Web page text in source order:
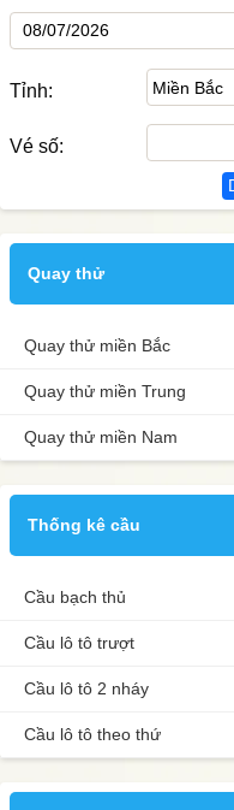
Tỉnh:
Vé số:
Quay thử
Quay thử miền Bắc
Quay thử miền Trung
Quay thử miền Nam
Thống kê cầu
Cầu bạch thủ
Cầu lô tô trượt
Cầu lô tô 2 nháy
Cầu lô tô theo thứ